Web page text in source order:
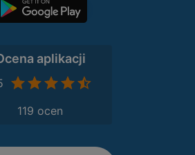
aplikacji
119 ocen